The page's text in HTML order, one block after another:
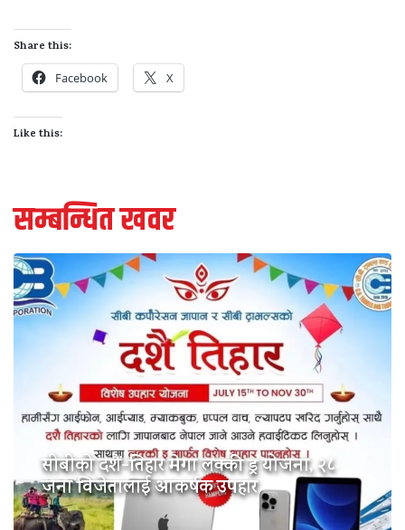
Share this:
Facebook X
Like this:
सम्बन्धित खवर
सीबीको दशैं-तिहार मेगा लक्की ड्र योजना, २८
जना विजेतालाई आकर्षक उपहार